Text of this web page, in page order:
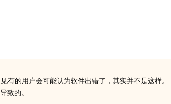
有的用户会可能认为软件出错了，其实并不是这样。
致的。